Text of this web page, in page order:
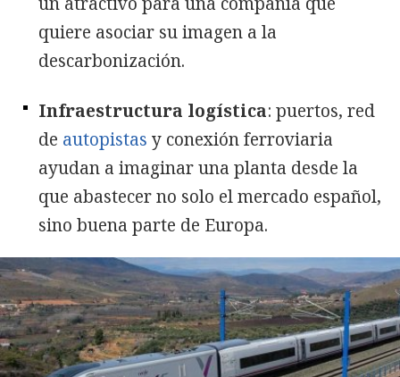
quiere asociar su imagen a la
descarbonización.
Infraestructura logística: puertos, red
de autopistas y conexión ferroviaria
ayudan a imaginar una planta desde la
que abastecer no solo el mercado español,
sino buena parte de Europa.